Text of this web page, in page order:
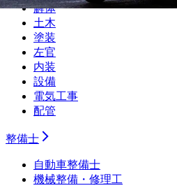
解体
土木
塗装
左官
内装
設備
電気工事
配管
整備士
自動車整備士
機械整備・修理工